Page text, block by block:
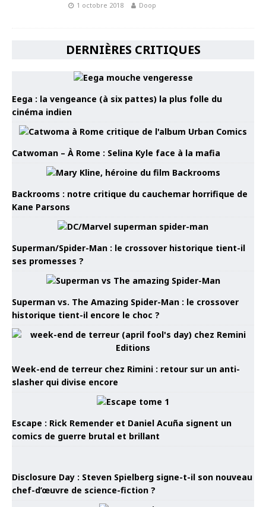
1 octobre 2018 Doop
DERNIÈRES CRITIQUES
Eega : la vengeance (à six pattes) la plus folle du
cinéma indien
Catwoman – À Rome : Selina Kyle face à la mafia
Backrooms : notre critique du cauchemar horrifique de
Kane Parsons
Superman/Spider-Man : le crossover historique tient-il
ses promesses ?
Superman vs. The Amazing Spider-Man : le crossover
historique tient-il encore le choc ?
Week-end de terreur chez Rimini : retour sur un anti-
slasher qui divise encore
Escape : Rick Remender et Daniel Acuña signent un
comics de guerre brutal et brillant
Disclosure Day : Steven Spielberg signe-t-il son nouveau
chef-d’œuvre de science-fiction ?